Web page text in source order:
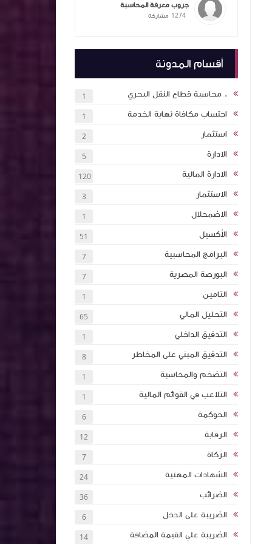
جروب معرفة المحاسبة
1274 مشاركة
أقسام المدونة
. محاسبة قطاع النقل البحري 1
احتساب مكافاة نهاية الخدمة 1
استثمار 2
الادارة 5
الادارة المالية 120
الاستثمار 3
الاضمحلال 1
الأكسيل 51
البرامج المحاسبية 7
البورصة المصرية 7
التامين 1
التحليل المالي 65
التدقيق الداخلي 1
التدقيق المبني على المخاطر 8
التضخم والمحاسبة 1
التلاعب في القوائم المالية 1
الحوكمة 6
الرقابة 12
الزكاة 7
الشهادات المهنية 24
الضرائب 36
الضريبة على الدخل 6
الضريبة علي القيمة المضافة 14